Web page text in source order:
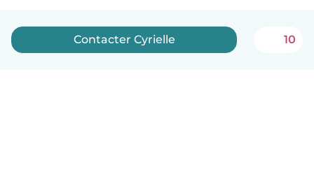
Contacter Cyrielle 10